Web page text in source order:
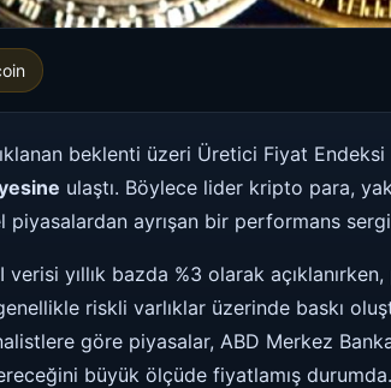
beklenti üzeri Üretici Fiyat
ulaştı. Böylece lider kripto para,
piyasalardan ayrışan bir performans
verisi yıllık bazda %3 olarak
riskli varlıklar üzerinde baskı
göre piyasalar, ABD Merkez
büyük ölçüde fiyatlamış durumda.